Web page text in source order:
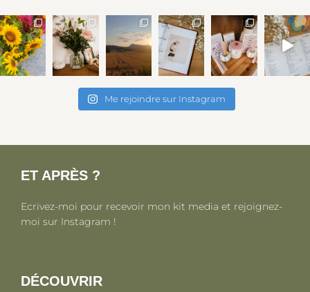
Me rejoindre sur Instagram
ET APRÈS ?
Ecrivez-moi pour recevoir mon kit media et rejoignez-
moi sur Instagram !
DÉCOUVRIR